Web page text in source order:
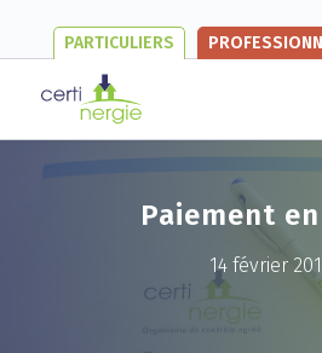
PARTICULIERS
Paiement
14 février